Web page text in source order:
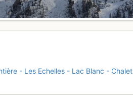
- Les Echelles - Lac Blanc -